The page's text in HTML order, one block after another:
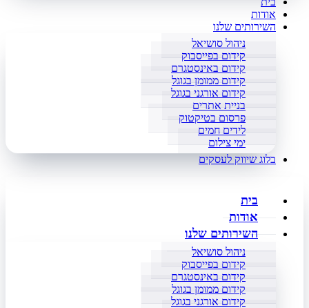
אודות
השירותים שלנו
ניהול סושיאל
קידום בפייסבוק
קידום באינסטגרם
קידום ממומן בגוגל
קידום אורגני בגוגל
בניית אתרים
פרסום בטיקטוק
לידים חמים
ימי צילום
בלוג שיווק לעסקים
בית
אודות
השירותים שלנו
ניהול סושיאל
קידום בפייסבוק
קידום באינסטגרם
קידום ממומן בגוגל
קידום אורגני בגוגל